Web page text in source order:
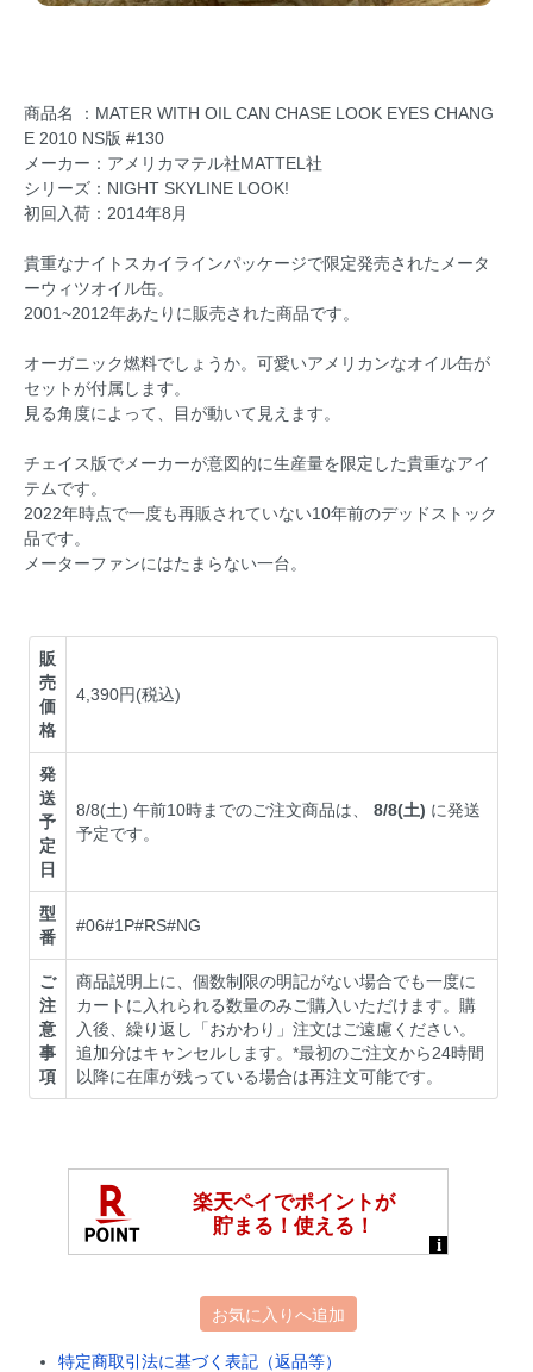
商品名 ：MATER WITH OIL CAN CHASE LOOK EYES CHANG
E 2010 NS版 #130
メーカー：アメリカマテル社MATTEL社
シリーズ：NIGHT SKYLINE LOOK!
初回入荷：2014年8月
貴重なナイトスカイラインパッケージで限定発売されたメータ
ーウィツオイル缶。
2001~2012年あたりに販売された商品です。
オーガニック燃料でしょうか。可愛いアメリカンなオイル缶が
セットが付属します。
見る角度によって、目が動いて見えます。
チェイス版でメーカーが意図的に生産量を限定した貴重なアイ
テムです。
2022年時点で一度も再販されていない10年前のデッドストック
品です。
メーターファンにはたまらない一台。
販
売
価
格
4,390円(税込)
発
送
予
定
日
8/8(土) 午前10時までのご注文商品は、8/8(土) に発送
予定です。
型
番
#06#1P#RS#NG
ご
注
意
事
項
商品説明上に、個数制限の明記がない場合でも一度に
カートに入れられる数量のみご購入いただけます。購
入後、繰り返し「おかわり」注文はご遠慮ください。
追加分はキャンセルします。*最初のご注文から24時間
以降に在庫が残っている場合は再注文可能です。
お気に入りへ追加
特定商取引法に基づく表記（返品等）